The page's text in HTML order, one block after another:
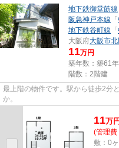
地下鉄御堂筋線
阪急神戸本線 「
地下鉄谷町線 「
大阪府大阪市北
11万円
築年数：築61年
階数：2階建
最上階の物件です。駅から徒歩2分
か。
11万円
(管理費
敷：0